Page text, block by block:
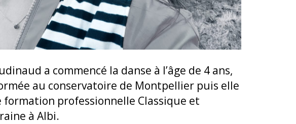
a commencé la danse à l’âge de 4 ans,
au conservatoire de Montpellier puis elle
formation professionnelle Classique et
à Albi.